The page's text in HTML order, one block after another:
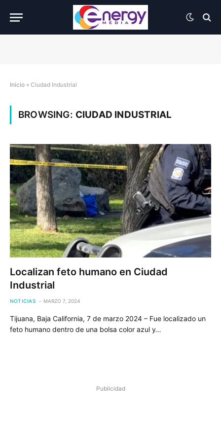
Inicio » Ciudad Industrial
BROWSING: CIUDAD INDUSTRIAL
Localizan feto humano en Ciudad
Industrial
NOTICIAS MARZO 7, 2024
Tijuana, Baja California, 7 de marzo 2024 – Fue localizado un
feto humano dentro de una bolsa color azul y…
Publicidad